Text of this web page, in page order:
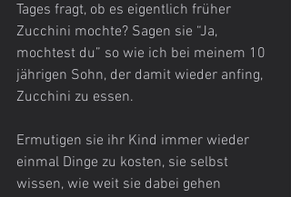
Tages fragt, ob es eigentlich früher
Zucchini mochte? Sagen sie “Ja,
mochtest du” so wie ich bei meinem 10
jährigen Sohn, der damit wieder anfing,
Zucchini zu essen.
Ermutigen sie ihr Kind immer wieder
einmal Dinge zu kosten, sie selbst
wissen, wie weit sie dabei gehen